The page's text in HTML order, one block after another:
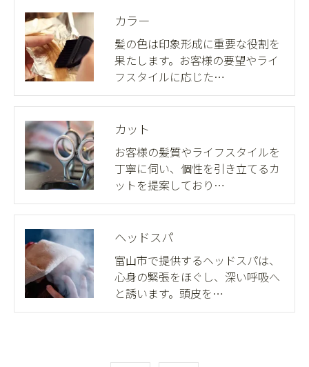
カラー
髪の色は印象形成に重要な役割を
果たします。お客様の要望やライ
フスタイルに応じた…
カット
お客様の髪質やライフスタイルを
丁寧に伺い、個性を引き立てるカ
ットを提案しており…
ヘッドスパ
富山市で提供するヘッドスパは、
心身の緊張をほぐし、深い呼吸へ
と誘います。頭皮を…